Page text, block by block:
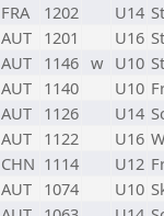
FRA 1202 U14
AUT 1201 U16
AUT 1146 w U10
AUT 1140 U10
AUT 1126 U14
AUT 1122 U16
CHN 1114 U12
AUT 1074 U10